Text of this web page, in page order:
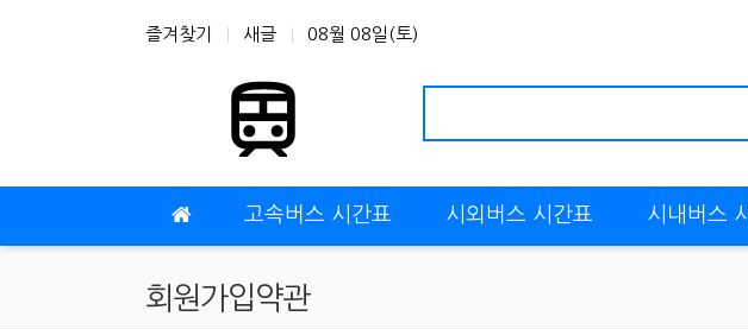
즐겨찾기 새글 08월 08일(토)
고속버스 시간표 시외버스 시간표 시내버스
회원가입약관